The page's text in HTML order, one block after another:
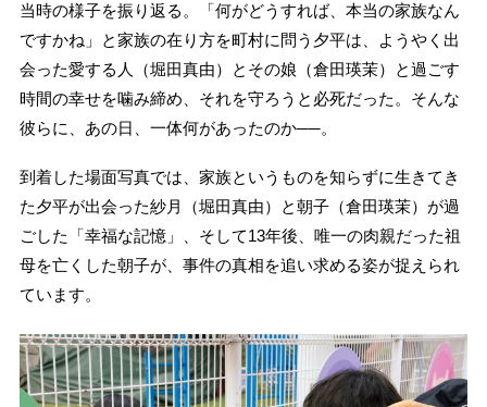
当時の様子を振り返る。「何がどうすれば、本当の家族なん
ですかね」と家族の在り方を町村に問う夕平は、ようやく出
会った愛する人（堀田真由）とその娘（倉田瑛茉）と過ごす
時間の幸せを噛み締め、それを守ろうと必死だった。そんな
彼らに、あの日、一体何があったのか──。
到着した場面写真では、家族というものを知らずに生きてき
た夕平が出会った紗月（堀田真由）と朝子（倉田瑛茉）が過
ごした「幸福な記憶」、そして13年後、唯一の肉親だった祖
母を亡くした朝子が、事件の真相を追い求める姿が捉えられ
ています。